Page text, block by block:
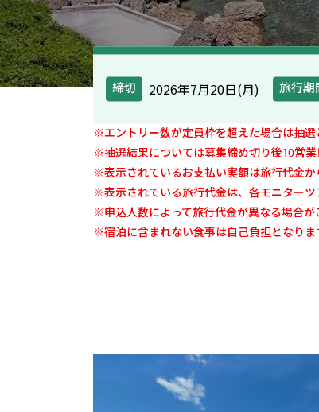
締切 2026年7月20日(月) 旅行期
※エントリー数が定員枠を超えた場合は抽選
※抽選結果については募集締め切り後10営業
※表示されているお支払い実額は旅行代金か
※表示されている旅行代金は、各モニターツ
※申込人数によって旅行代金が異なる場合が
※宿泊に含まれない食事は自己負担となりま